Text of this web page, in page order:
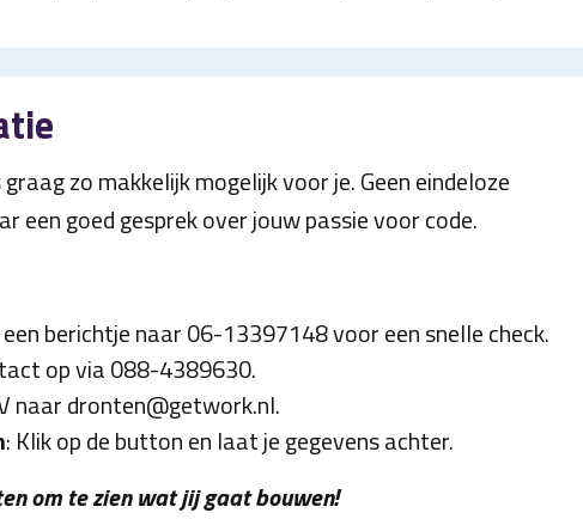
zo makkelijk mogelijk voor je. Geen eindeloze
een goed gesprek over jouw passie voor code.
berichtje naar 06-13397148 voor een snelle check.
op via 088-4389630.
naar dronten@getwork.nl.
: Klik op de button en laat je gegevens achter.
om te zien wat jij gaat bouwen!